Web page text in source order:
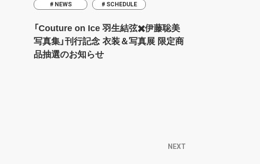
NEWS SCHEDULE
「Couture on Ice 羽生結弦✖️伊藤聡美
写真集」刊行記念 衣装＆写真展 限定商
品抽選のお知らせ
NEXT